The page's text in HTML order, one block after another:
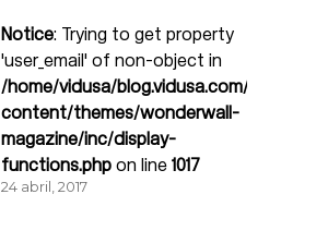
Notice: Trying to get property
'user_email' of non-object in
/home/vidusa/blog.vidusa.com/wp-
content/themes/wonderwall-
magazine/inc/display-
functions.php on line 1017
24 abril, 2017